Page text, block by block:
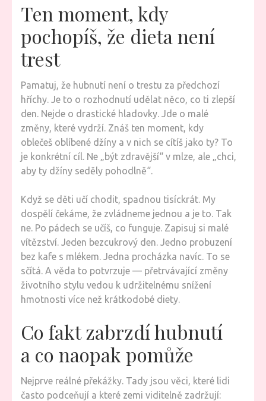
Ten moment, kdy
pochopíš, že dieta není
trest
Pamatuj, že hubnutí není o trestu za předchozí
hříchy. Je to o rozhodnutí udělat něco, co ti zlepší
den. Nejde o drastické hladovky. Jde o malé
změny, které vydrží. Znáš ten moment, kdy
oblečeš oblíbené džíny a v nich se cítíš jako ty? To
je konkrétní cíl. Ne „být zdravější“ v mlze, ale „chci,
aby ty džíny seděly pohodlně“.
Když se děti učí chodit, spadnou tisíckrát. My
dospělí čekáme, že zvládneme jednou a je to. Tak
ne. Po pádech se učíš, co funguje. Zapisuj si malé
vítězství. Jeden bezcukrový den. Jedno probuzení
bez kafe s mlékem. Jedna procházka navíc. To se
sčítá. A věda to potvrzuje — přetrvávající změny
životního stylu vedou k udržitelnému snížení
hmotnosti více než krátkodobé diety.
Co fakt zabrzdí hubnutí
a co naopak pomůže
Nejprve reálné překážky. Tady jsou věci, které lidi
často podceňují a které zemi viditelně zadržují: